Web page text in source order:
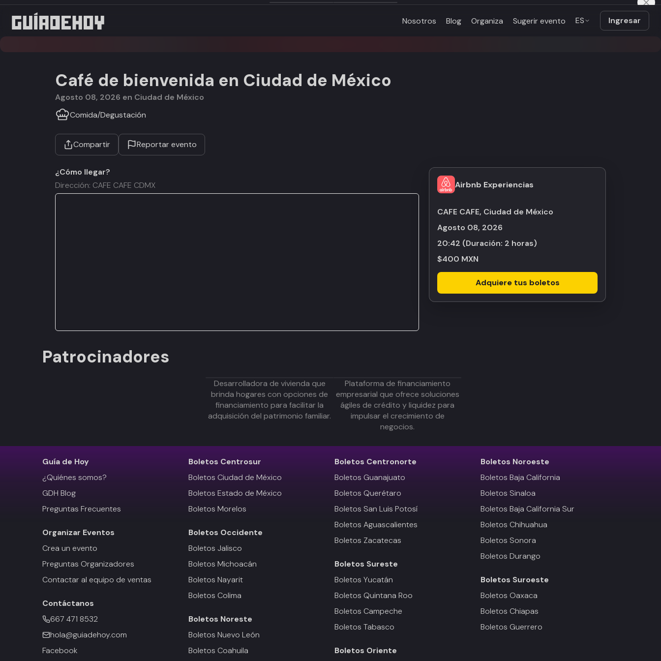
Nosotros Blog Organiza Sugerir evento ES Ingresar
Café de bienvenida en Ciudad de México
agosto 08, 2026 en Ciudad de México
Comida/Degustación
Compartir Reportar evento
Airbnb Experiencias
CAFE CAFE, Ciudad de México
agosto 08, 2026
20:42 (Duración: 2 horas)
$400 MXN
Adquiere tus boletos
¿Cómo llegar?
Dirección: CAFE CAFE CDMX
Patrocinadores
Desarrolladora de vivienda que
brinda hogares con opciones de
financiamiento para facilitar la
adquisición del patrimonio familiar.
Plataforma de financiamiento
empresarial que ofrece soluciones
ágiles de crédito y liquidez para
impulsar el crecimiento de
negocios.
Guía de Hoy
¿Quiénes somos?
GDH Blog
Preguntas Frecuentes
Organizar Eventos
Crea un evento
Preguntas Organizadores
Contactar al equipo de ventas
Contáctanos
667 471 8532
hola@guiadehoy.com
Facebook
Boletos Centrosur
Boletos Ciudad de México
Boletos Estado de México
Boletos Morelos
Boletos Occidente
Boletos Jalisco
Boletos Michoacán
Boletos Nayarit
Boletos Colima
Boletos Noreste
Boletos Nuevo León
Boletos Coahuila
Boletos Centronorte
Boletos Guanajuato
Boletos Querétaro
Boletos San Luis Potosí
Boletos Aguascalientes
Boletos Zacatecas
Boletos Sureste
Boletos Yucatán
Boletos Quintana Roo
Boletos Campeche
Boletos Tabasco
Boletos Oriente
Boletos Noroeste
Boletos Baja California
Boletos Sinaloa
Boletos Baja California Sur
Boletos Chihuahua
Boletos Sonora
Boletos Durango
Boletos Suroeste
Boletos Oaxaca
Boletos Chiapas
Boletos Guerrero